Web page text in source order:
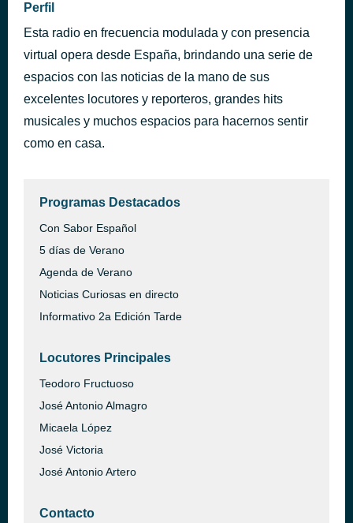
Perfil
Esta radio en frecuencia modulada y con presencia
virtual opera desde España, brindando una serie de
espacios con las noticias de la mano de sus
excelentes locutores y reporteros, grandes hits
musicales y muchos espacios para hacernos sentir
como en casa.
Programas Destacados
Con Sabor Español
5 días de Verano
Agenda de Verano
Noticias Curiosas en directo
Informativo 2a Edición Tarde
Locutores Principales
Teodoro Fructuoso
José Antonio Almagro
Micaela López
José Victoria
José Antonio Artero
Contacto